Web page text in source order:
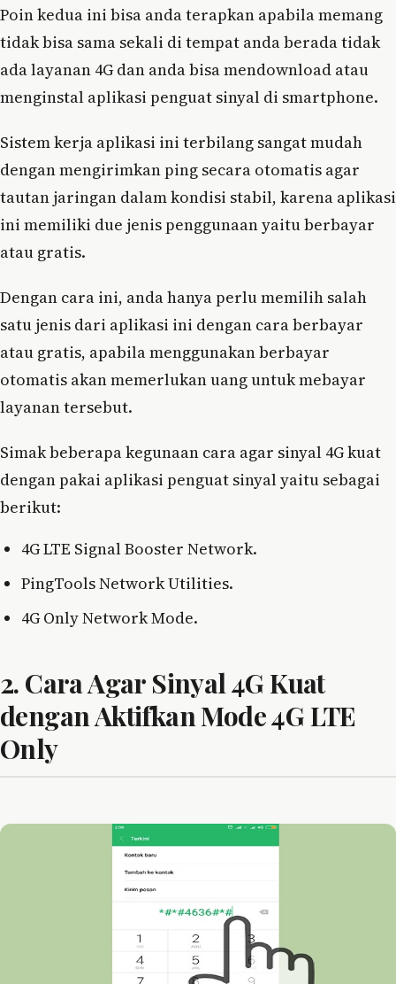
Poin kedua ini bisa anda terapkan apabila memang
tidak bisa sama sekali di tempat anda berada tidak
ada layanan 4G dan anda bisa mendownload atau
menginstal aplikasi penguat sinyal di smartphone.
Sistem kerja aplikasi ini terbilang sangat mudah
dengan mengirimkan ping secara otomatis agar
tautan jaringan dalam kondisi stabil, karena aplikasi
ini memiliki due jenis penggunaan yaitu berbayar
atau gratis.
Dengan cara ini, anda hanya perlu memilih salah
satu jenis dari aplikasi ini dengan cara berbayar
atau gratis, apabila menggunakan berbayar
otomatis akan memerlukan uang untuk mebayar
layanan tersebut.
Simak beberapa kegunaan cara agar sinyal 4G kuat
dengan pakai aplikasi penguat sinyal yaitu sebagai
berikut:
4G LTE Signal Booster Network.
PingTools Network Utilities.
4G Only Network Mode.
2. Cara Agar Sinyal 4G Kuat
dengan Aktifkan Mode 4G LTE
Only